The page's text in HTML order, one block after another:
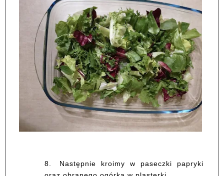
8.
Następnie kroimy w paseczki papryki